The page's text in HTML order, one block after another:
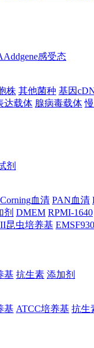
Addgene感受态
株 其他菌种 基因
达载体 腺病毒载体
剂
Corning血清 PAN血清
剂 DMEM RPMI-1640
昆虫培养基
基 抗生素 添加剂
基 ATCC培养基 抗生